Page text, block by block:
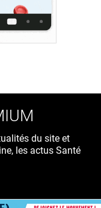
du site et
les actus Santé